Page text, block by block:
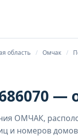
область Омчак
—
ОМЧАК,
и номеров